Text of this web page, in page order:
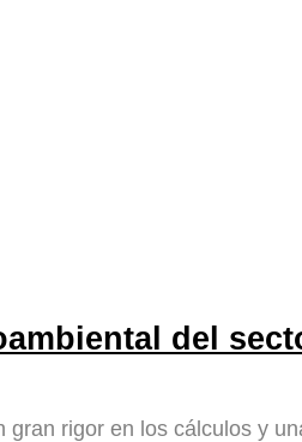
del
rigor en los cálculos y